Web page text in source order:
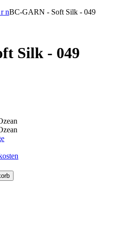
nBC-GARN - Soft Silk - 049
Silk - 049